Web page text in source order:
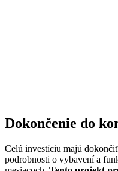
Dokončenie do
Celú investíciu majú
podrobnosti o vybavení a